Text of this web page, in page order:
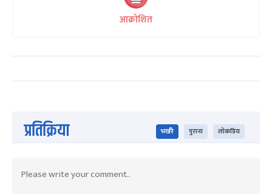
आक्रोशित
प्रतिक्रिया भर्खरै पुराना लोकप्रिय